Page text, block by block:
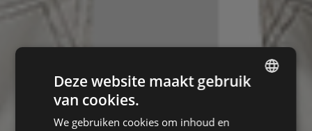
CZECH
Deze website maakt gebruik
van cookies.
We gebruiken cookies om inhoud en